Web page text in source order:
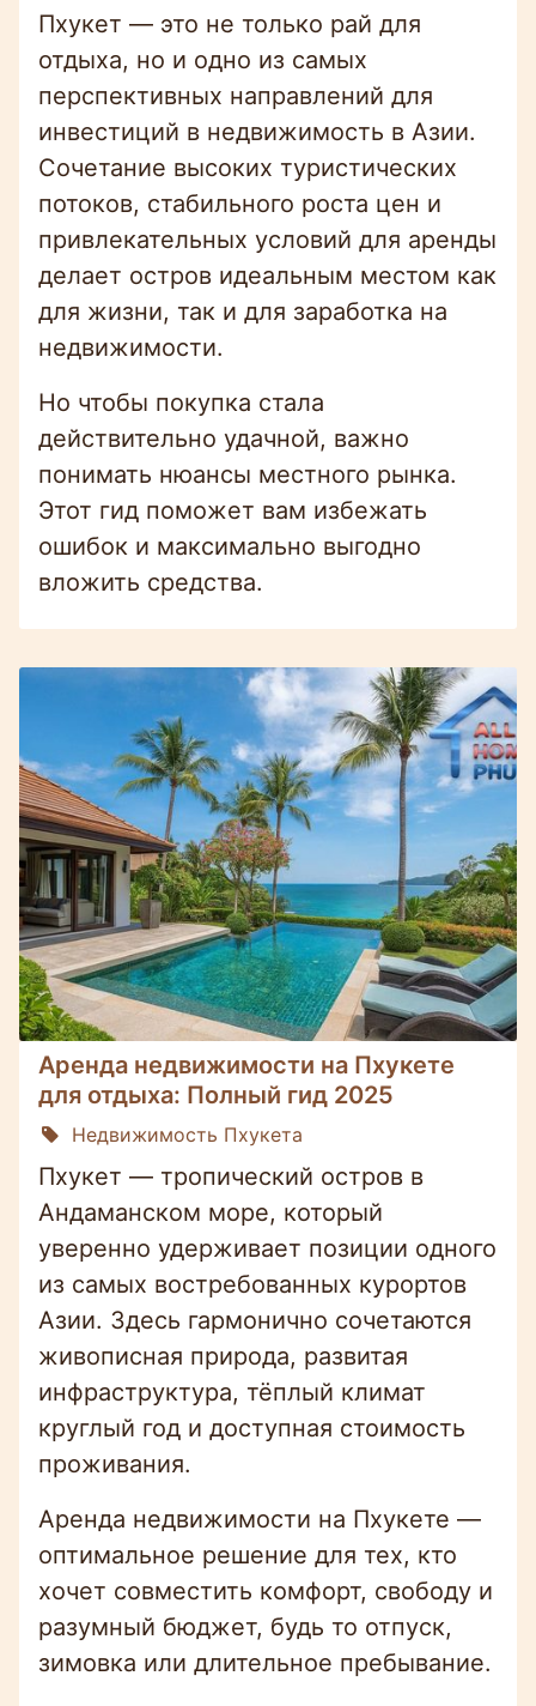
Пхукет — это не только рай для
отдыха, но и одно из самых
перспективных направлений для
инвестиций в недвижимость в Азии.
Сочетание высоких туристических
потоков, стабильного роста цен и
привлекательных условий для аренды
делает остров идеальным местом как
для жизни, так и для заработка на
недвижимости.
Но чтобы покупка стала
действительно удачной, важно
понимать нюансы местного рынка.
Этот гид поможет вам избежать
ошибок и максимально выгодно
вложить средства.
Аренда недвижимости на Пхукете
для отдыха: Полный гид 2025
Недвижимость Пхукета
Пхукет — тропический остров в
Андаманском море, который
уверенно удерживает позиции одного
из самых востребованных курортов
Азии. Здесь гармонично сочетаются
живописная природа, развитая
инфраструктура, тёплый климат
круглый год и доступная стоимость
проживания.
Аренда недвижимости на Пхукете —
оптимальное решение для тех, кто
хочет совместить комфорт, свободу и
разумный бюджет, будь то отпуск,
зимовка или длительное пребывание.